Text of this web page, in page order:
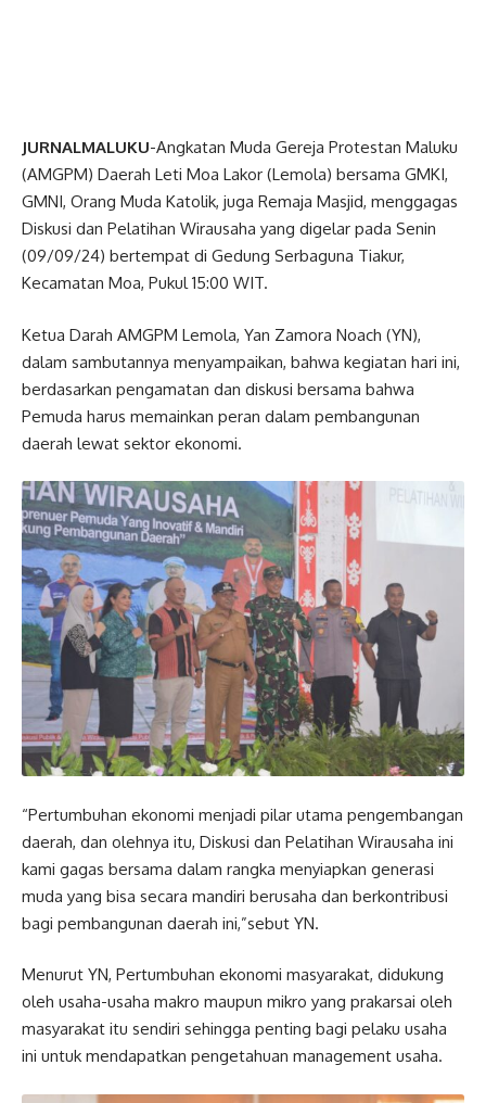
JURNALMALUKU-Angkatan Muda Gereja Protestan Maluku
(AMGPM) Daerah Leti Moa Lakor (Lemola) bersama GMKI,
GMNI, Orang Muda Katolik, juga Remaja Masjid, menggagas
Diskusi dan Pelatihan Wirausaha yang digelar pada Senin
(09/09/24) bertempat di Gedung Serbaguna Tiakur,
Kecamatan Moa, Pukul 15:00 WIT.
Ketua Darah AMGPM Lemola, Yan Zamora Noach (YN),
dalam sambutannya menyampaikan, bahwa kegiatan hari ini,
berdasarkan pengamatan dan diskusi bersama bahwa
Pemuda harus memainkan peran dalam pembangunan
daerah lewat sektor ekonomi.
“Pertumbuhan ekonomi menjadi pilar utama pengembangan
daerah, dan olehnya itu, Diskusi dan Pelatihan Wirausaha ini
kami gagas bersama dalam rangka menyiapkan generasi
muda yang bisa secara mandiri berusaha dan berkontribusi
bagi pembangunan daerah ini,”sebut YN.
Menurut YN, Pertumbuhan ekonomi masyarakat, didukung
oleh usaha-usaha makro maupun mikro yang prakarsai oleh
masyarakat itu sendiri sehingga penting bagi pelaku usaha
ini untuk mendapatkan pengetahuan management usaha.